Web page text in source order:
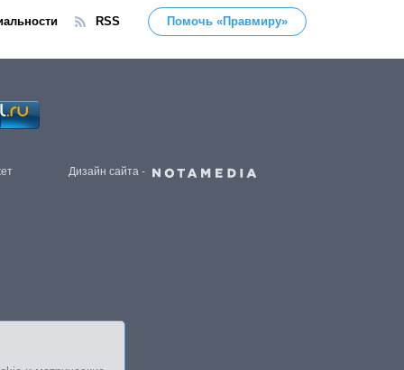
RSS Помочь «Правмиру»
Дизайн сайта -